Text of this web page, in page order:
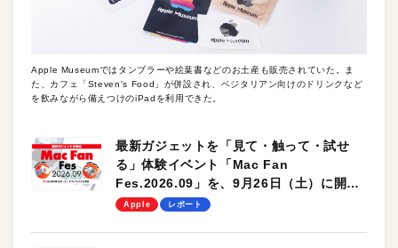
Apple Museumではタンブラーや絵葉書などのお土産も販売されていた。ま
た、カフェ「Steven's Food」が併設され、ベジタリアン向けのドリンクなど
を飲みながら備えつけのiPadを利用できた。
最新ガジェットを「見て・触って・試せ
る」体験イベント「Mac Fan
Fes.2026.09」を、9月26日（土）に開催
します！
Apple レポート